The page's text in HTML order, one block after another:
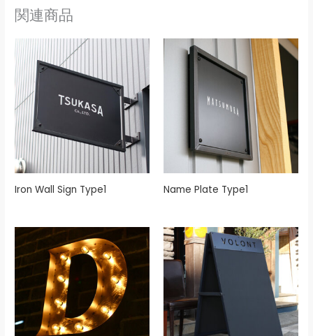
関連商品
Iron Wall Sign Type1 Name Plate Type1